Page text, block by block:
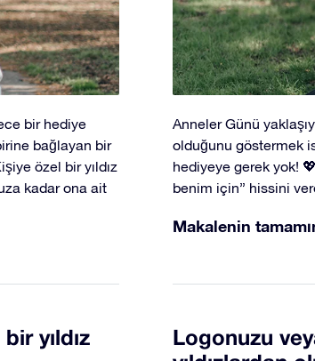
bir hediye
bağlayan bir
özel bir yıldız
kadar ona ait
Anneler Günü
olduğunu göstermek
hediyeye gerek yok!
benim için” hissini
Makalenin
yıldız
Logonuzu